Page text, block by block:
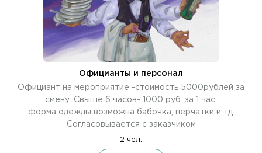
Официанты и персонал
Официант на мероприятие -стоимость 5000рублей за
смену. Свыше 6 часов- 1000 руб. за 1 час.
форма одежды возможна бабочка, перчатки и тд.
Согласовывается с заказчиком
2 чел.